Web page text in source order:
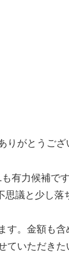
りがとうござ
有力候補です
思議と少し落
す。金額も含
ていただきた